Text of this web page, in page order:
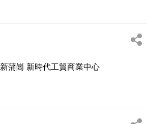
新蒲崗 新時代工貿商業中心